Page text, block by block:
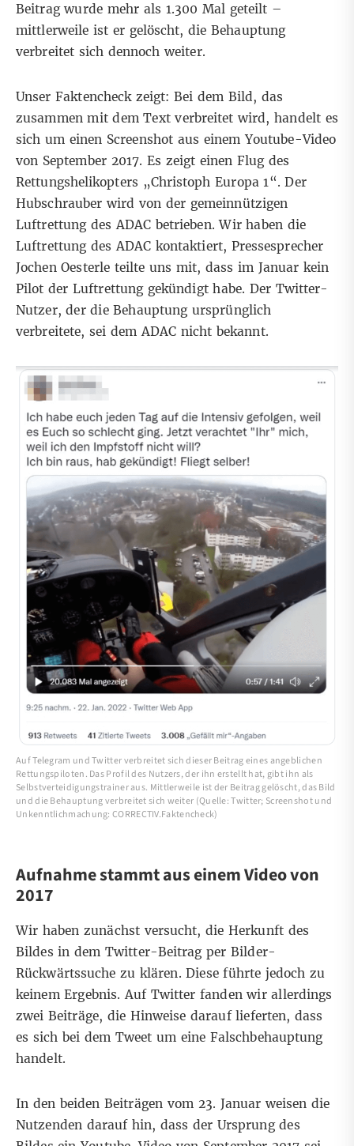
Beitragwurde mehr als 1.300 Mal geteilt –
mittlerweile ist er gelöscht, die Behauptung
verbreitet sich dennoch weiter.
Unser Faktencheck zeigt: Bei dem Bild, das
zusammen mit dem Text verbreitet wird, handelt es
sich um einen Screenshot aus einemYoutube-Video
von September 2017. Es zeigt einen Flug des
Rettungshelikopters „Christoph Europa 1“. Der
Hubschrauber wird von der gemeinnützigen
Luftrettung des ADAC betrieben. Wir haben die
Luftrettung des ADAC kontaktiert, Pressesprecher
Jochen Oesterle teilte uns mit, dass im Januar kein
Pilot der Luftrettung gekündigt habe. Der Twitter-
Nutzer, der die Behauptung ursprünglich
verbreitete, sei dem ADAC nicht bekannt.
Auf Telegram und Twitter verbreitet sich dieser Beitrag eines angeblichen
Rettungspiloten. Das Profil des Nutzers, der ihn erstellt hat, gibt ihn als
Selbstverteidigungstrainer aus. Mittlerweile ist der Beitrag gelöscht, das Bild
und die Behauptung verbreitet sich weiter (Quelle: Twitter; Screenshot und
Unkenntlichmachung: CORRECTIV.Faktencheck)
Aufnahme stammt aus einem Video von
2017
Wir haben zunächst versucht, die Herkunft des
Bildes in dem Twitter-Beitrag perBilder-
Rückwärtssuche zu klären. Diese führte jedoch zu
keinem Ergebnis. Auf Twitter fanden wir allerdings
zwei Beiträge, die Hinweise darauf lieferten, dass
es sich bei dem Tweet um eine Falschbehauptung
handelt.
In den beiden Beiträgen vom 23. Januar weisen die
Nutzenden darauf hin, dass der Ursprung des